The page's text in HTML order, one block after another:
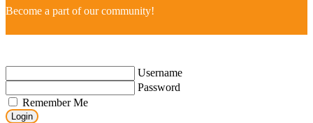
Become a part of our community!
Username
Password
Remember Me
Login